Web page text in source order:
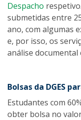
Despacho
submetidas entre
ano, com algumas
e, por isso, os
análise documental
Bolsas da DGES
Estudantes com
obter bolsa no